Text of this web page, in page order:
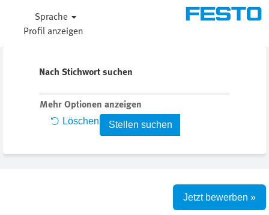
Sprache
Profil anzeigen
Nach Stichwort suchen
Mehr Optionen anzeigen
Löschen
Jetzt bewerben »